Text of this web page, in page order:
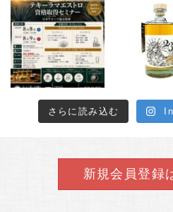
さらに読み込む
新規会員登録